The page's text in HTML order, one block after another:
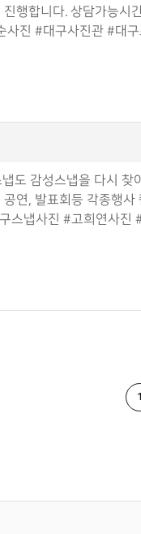
진행합니다. 상담가
진 #대구사진관 #대
도 감성스냅을 다시
연, 발표회등 각종
냅사진 #고희연사진
1